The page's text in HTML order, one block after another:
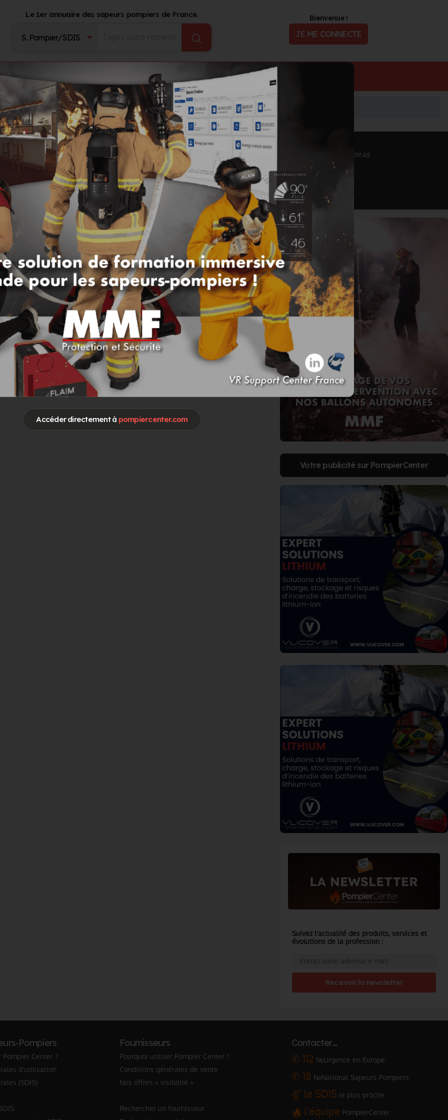
Accéder directement à pompiercenter.com
Le 1er annuaire des sapeurs pompiers de France. Bienvenue !
JE ME CONNECTE
Catalogue Produits Journal d'actualité
Jean
Jean
Inscrit depuis le 11/09/2020 à 17:24
Informations mises à jour le 15/03/2023 à 09:48
publicité sur
Pompier Center
Votre publicité sur PompierCenter
Suivez l'actualité des produits, services et
évolutions de la profession :
Recevoir la newsletter
Pompiers
Center ?
d'utilisation
(SDIS)
Fournisseurs
Pourquoi utiliser Pompier Center ?
Conditions générales de vente
Nos offres « visibilité »
Rechercher un fournisseur
Contacter…
✆ 112 №Urgence en Europe
✆ 18 №National Sapeurs-Pompiers
le SDIS le plus proche
l'équipe PompierCenter